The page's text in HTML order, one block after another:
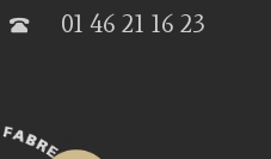
01 46 21 16 23